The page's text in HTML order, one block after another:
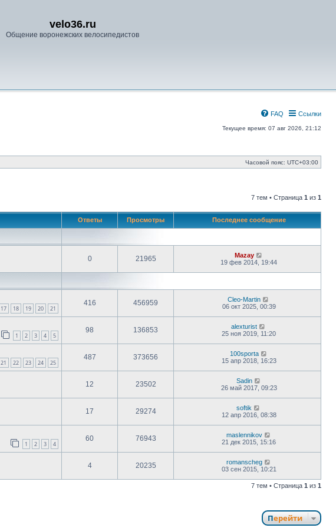
velo36.ru
Общение воронежских велосипедистов
Ссылки
FAQ
Текущее время: 07 авг 2026, 21:12
Часовой пояс: UTC+03:00
7 тем • Страница 1 из 1
Ответы Просмотры Последнее сообщение
0 21965
Mazay
19 фев 2014, 19:44
17 18 19 20 21
416 456959
Cleo-Martin
06 окт 2025, 00:39
1 2 3 4 5
98 136853
alexturist
25 ноя 2019, 11:20
21 22 23 24 25
487 373656
100sporta
15 апр 2018, 16:23
12 23502
Sadin
26 май 2017, 09:23
17 29274
softik
12 апр 2016, 08:38
1 2 3 4
60 76943
maslennikov
21 дек 2015, 15:16
4 20235
romanscheg
03 сен 2015, 10:21
7 тем • Страница 1 из 1
Перейти